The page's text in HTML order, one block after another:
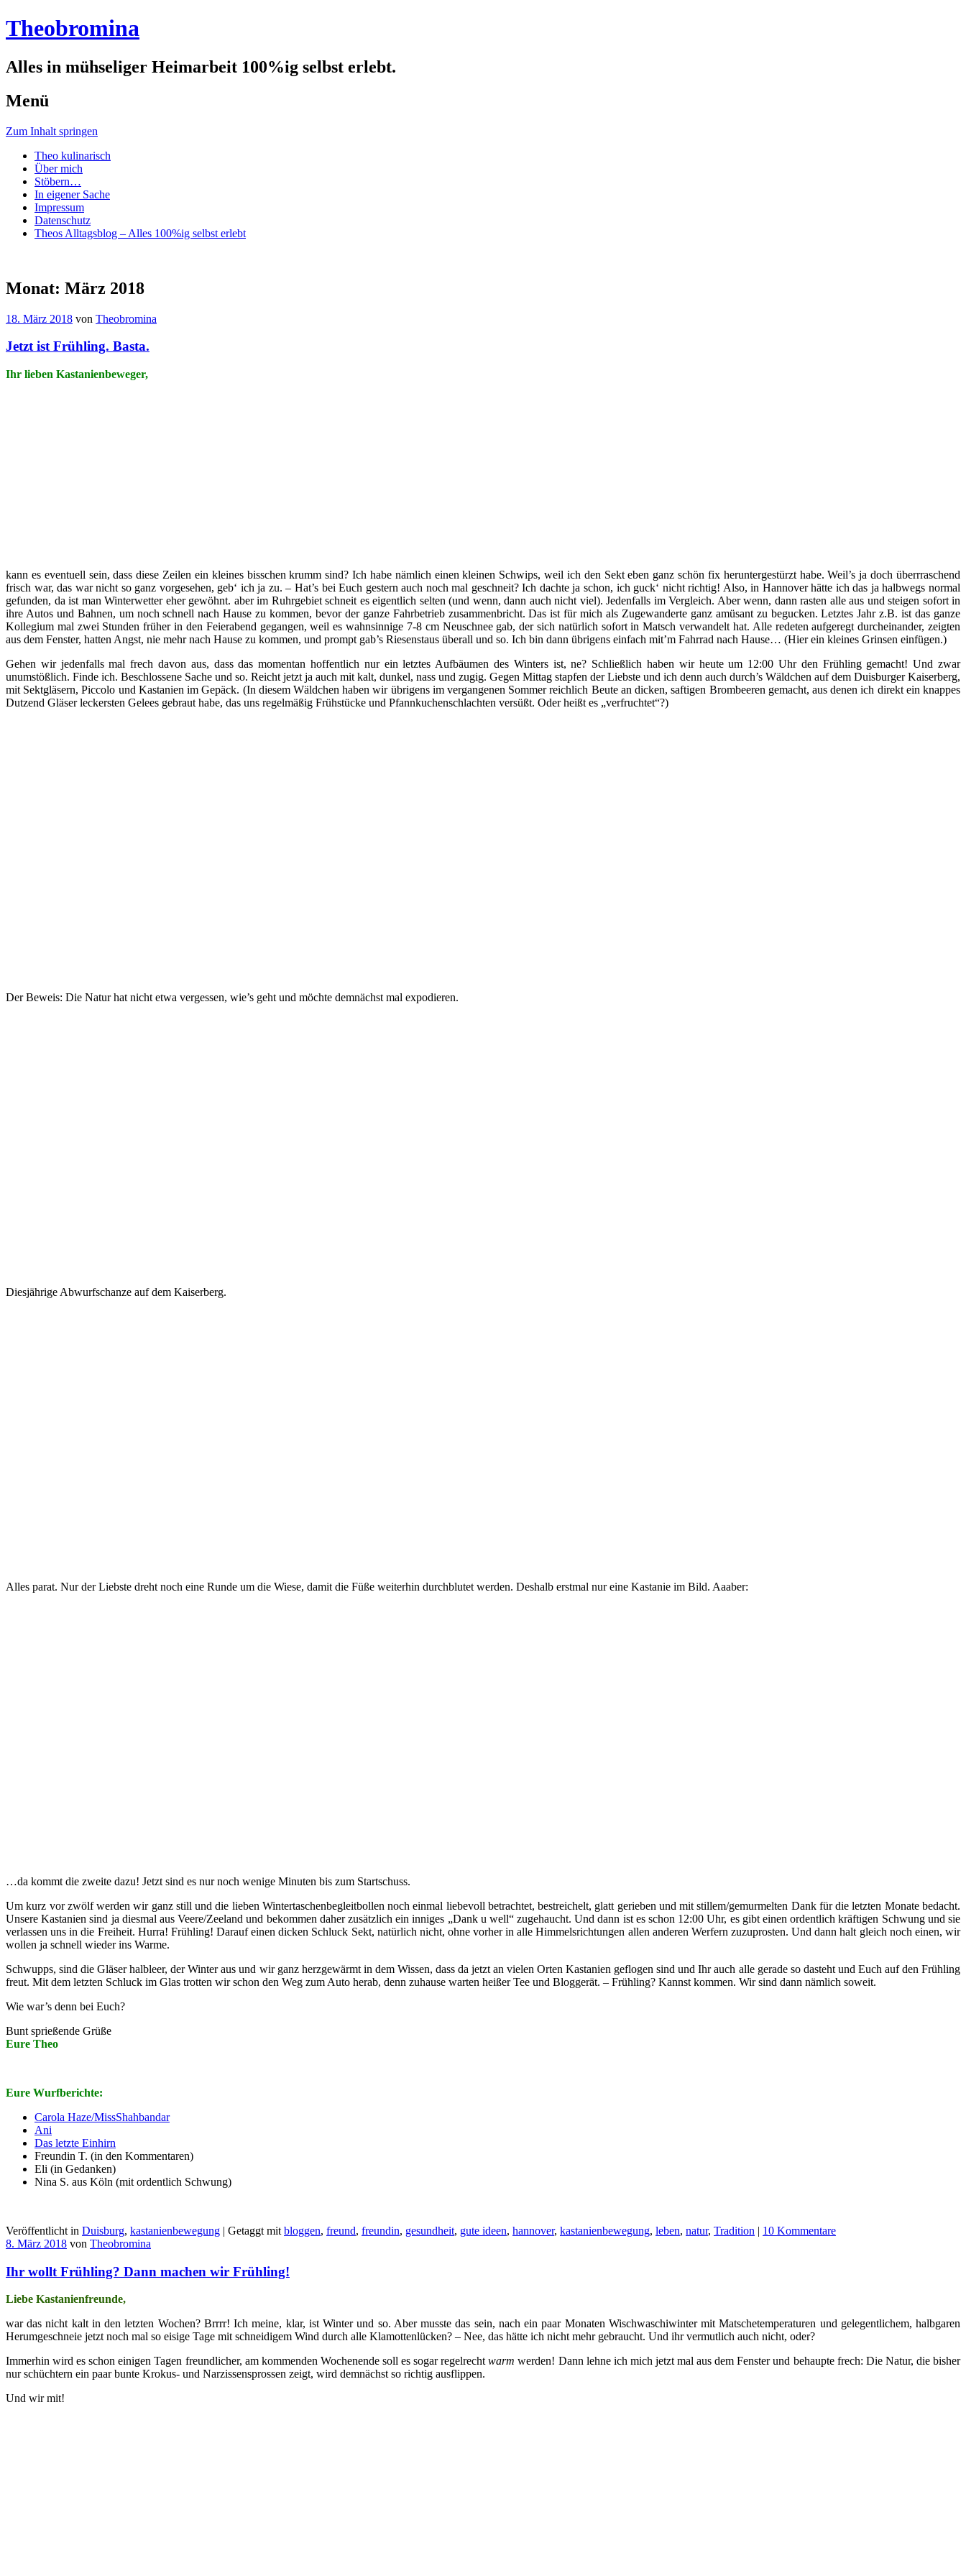
Theobromina
Alles in mühseliger Heimarbeit 100%ig selbst erlebt.
Menü
Zum Inhalt springen
Theo kulinarisch
Über mich
Stöbern…
In eigener Sache
Impressum
Datenschutz
Theos Alltagsblog – Alles 100%ig selbst erlebt
Monat: März 2018
18. März 2018 von Theobromina
Jetzt ist Frühling. Basta.
Ihr lieben Kastanienbeweger,
kann es eventuell sein, dass diese Zeilen ein kleines bisschen krumm sind? Ich habe nämlich einen kleinen Schwips, weil ich den Sekt eben ganz schön fix heruntergestürzt habe. Weil’s ja doch überrraschend
frisch war, das war nicht so ganz vorgesehen, geb‘ ich ja zu. – Hat’s bei Euch gestern auch noch mal geschneit? Ich dachte ja schon, ich guck‘ nicht richtig! Also, in Hannover hätte ich das ja halbwegs normal
gefunden, da ist man Winterwetter eher gewöhnt. aber im Ruhrgebiet schneit es eigentlich selten (und wenn, dann auch nicht viel). Jedenfalls im Vergleich. Aber wenn, dann rasten alle aus und steigen sofort in
ihre Autos und Bahnen, um noch schnell nach Hause zu kommen, bevor der ganze Fahrbetrieb zusammenbricht. Das ist für mich als Zugewanderte ganz amüsant zu begucken. Letztes Jahr z.B. ist das ganze
Kollegium mal zwei Stunden früher in den Feierabend gegangen, weil es wahnsinnige 7-8 cm Neuschnee gab, der sich natürlich sofort in Matsch verwandelt hat. Alle redeten aufgeregt durcheinander, zeigten
aus dem Fenster, hatten Angst, nie mehr nach Hause zu kommen, und prompt gab’s Riesenstaus überall und so. Ich bin dann übrigens einfach mit’m Fahrrad nach Hause… (Hier ein kleines Grinsen einfügen.)
Gehen wir jedenfalls mal frech davon aus, dass das momentan hoffentlich nur ein letztes Aufbäumen des Winters ist, ne? Schließlich haben wir heute um 12:00 Uhr den Frühling gemacht! Und zwar
unumstößlich. Finde ich. Beschlossene Sache und so. Reicht jetzt ja auch mit kalt, dunkel, nass und zugig. Gegen Mittag stapfen der Liebste und ich denn auch durch’s Wäldchen auf dem Duisburger Kaiserberg,
mit Sektgläsern, Piccolo und Kastanien im Gepäck. (In diesem Wäldchen haben wir übrigens im vergangenen Sommer reichlich Beute an dicken, saftigen Brombeeren gemacht, aus denen ich direkt ein knappes
Dutzend Gläser leckersten Gelees gebraut habe, das uns regelmäßig Frühstücke und Pfannkuchenschlachten versüßt. Oder heißt es „verfruchtet“?)
Der Beweis: Die Natur hat nicht etwa vergessen, wie’s geht und möchte demnächst mal expodieren.
Diesjährige Abwurfschanze auf dem Kaiserberg.
Alles parat. Nur der Liebste dreht noch eine Runde um die Wiese, damit die Füße weiterhin durchblutet werden. Deshalb erstmal nur eine Kastanie im Bild. Aaaber:
…da kommt die zweite dazu! Jetzt sind es nur noch wenige Minuten bis zum Startschuss.
Um kurz vor zwölf werden wir ganz still und die lieben Wintertaschenbegleitbollen noch einmal liebevoll betrachtet, bestreichelt, glatt gerieben und mit stillem/gemurmelten Dank für die letzten Monate bedacht.
Unsere Kastanien sind ja diesmal aus Veere/Zeeland und bekommen daher zusätzlich ein inniges „Dank u well“ zugehaucht. Und dann ist es schon 12:00 Uhr, es gibt einen ordentlich kräftigen Schwung und sie
verlassen uns in die Freiheit. Hurra! Frühling! Darauf einen dicken Schluck Sekt, natürlich nicht, ohne vorher in alle Himmelsrichtungen allen anderen Werfern zuzuprosten. Und dann halt gleich noch einen, wir
wollen ja schnell wieder ins Warme.
Schwupps, sind die Gläser halbleer, der Winter aus und wir ganz herzgewärmt in dem Wissen, dass da jetzt an vielen Orten Kastanien geflogen sind und Ihr auch alle gerade so dasteht und Euch auf den Frühling
freut. Mit dem letzten Schluck im Glas trotten wir schon den Weg zum Auto herab, denn zuhause warten heißer Tee und Bloggerät. – Frühling? Kannst kommen. Wir sind dann nämlich soweit.
Wie war’s denn bei Euch?
Bunt sprießende Grüße
Eure Theo
Eure Wurfberichte:
Carola Haze/MissShahbandar
Ani
Das letzte Einhirn
Freundin T. (in den Kommentaren)
Eli (in Gedanken)
Nina S. aus Köln (mit ordentlich Schwung)
Veröffentlicht in Duisburg, kastanienbewegung | Getaggt mit bloggen, freund, freundin, gesundheit, gute ideen, hannover, kastanienbewegung, leben, natur, Tradition | 10 Kommentare
8. März 2018 von Theobromina
Ihr wollt Frühling? Dann machen wir Frühling!
Liebe Kastanienfreunde,
war das nicht kalt in den letzten Wochen? Brrrr! Ich meine, klar, ist Winter und so. Aber musste das sein, nach ein paar Monaten Wischwaschiwinter mit Matschetemperaturen und gelegentlichem, halbgaren
Herumgeschneie jetzt noch mal so eisige Tage mit schneidigem Wind durch alle Klamottenlücken? – Nee, das hätte ich nicht mehr gebraucht. Und ihr vermutlich auch nicht, oder?
Immerhin wird es schon einigen Tagen freundlicher, am kommenden Wochenende soll es sogar regelrechtwarm werden! Dann lehne ich mich jetzt mal aus dem Fenster und behaupte frech: Die Natur, die bisher
nur schüchtern ein paar bunte Krokus- und Narzissensprossen zeigt, wird demnächst so richtig ausflippen.
Und wir mit!